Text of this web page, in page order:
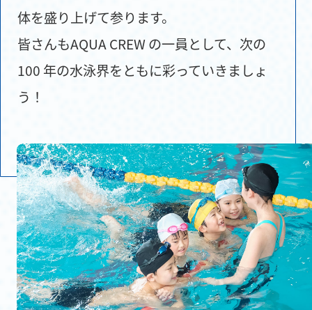
体を盛り上げて参ります。
皆さんもAQUA CREW の一員として、次の
100 年の水泳界をともに彩っていきましょ
う！